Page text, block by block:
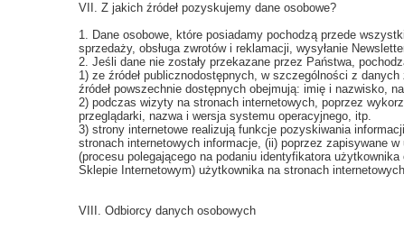
VII. Z jakich źródeł pozyskujemy dane osobowe?
1. Dane osobowe, które posiadamy pochodzą przede
sprzedaży, obsługa zwrotów i reklamacji, wysyłanie
2. Jeśli dane nie zostały przekazane przez Państwa,
1) ze źródeł publicznodostępnych, w szczególności z
źródeł powszechnie dostępnych obejmują: imię i nazwisko,
2) podczas wizyty na stronach internetowych, poprzez
przeglądarki, nazwa i wersja systemu operacyjnego, itp.
3) strony internetowe realizują funkcje pozyskiwania
stronach internetowych informacje, (ii) poprzez zapisywane
(procesu polegającego na podaniu identyfikatora
Sklepie Internetowym) użytkownika na stronach
VIII. Odbiorcy danych osobowych